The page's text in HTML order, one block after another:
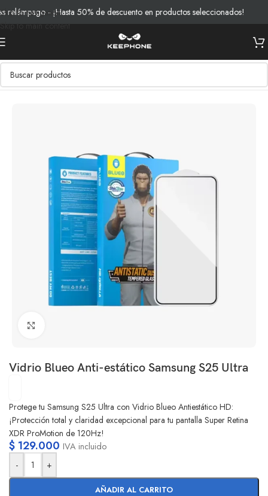
Skip to navigation
Skip to main content
- ¡Hasta 50% de descuento en productos seleccionados!
Inicio/Productos/Vidrios y Protección
Vidrio Blueo Anti-estático Samsung S25 Ultra
Protege tu Samsung S25 Ultra con Vidrio Blueo Antiestático HD:
¡Protección total y claridad excepcional para tu pantalla Super Retina
XDR ProMotion de 120Hz!
$ 129.000 IVA incluido
-
+
AÑADIR AL CARRITO